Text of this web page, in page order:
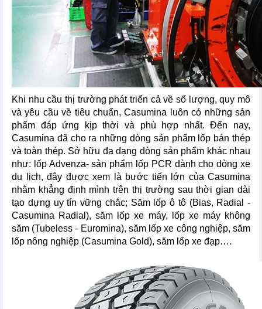
Khi nhu cầu thị trường phát triển cả về số lượng, quy mô
và yêu cầu về tiêu chuẩn, Casumina luôn có những sản
phẩm đáp ứng kịp thời và phù hợp nhất. Đến nay,
Casumina đã cho ra những dòng sản phẩm lốp bán thép
và toàn thép. Sở hữu đa dạng dòng sản phẩm khác nhau
như: lốp Advenza- sản phẩm lốp PCR dành cho dòng xe
du lịch, đây được xem là bước tiến lớn của Casumina
nhằm khẳng định mình trên thị trường sau thời gian dài
tạo dựng uy tín vững chắc; Săm lốp ô tô (Bias, Radial -
Casumina Radial), săm lốp xe máy, lốp xe máy không
săm (Tubeless - Euromina), săm lốp xe công nghiệp, săm
lốp nông nghiệp (Casumina Gold), săm lốp xe đạp….